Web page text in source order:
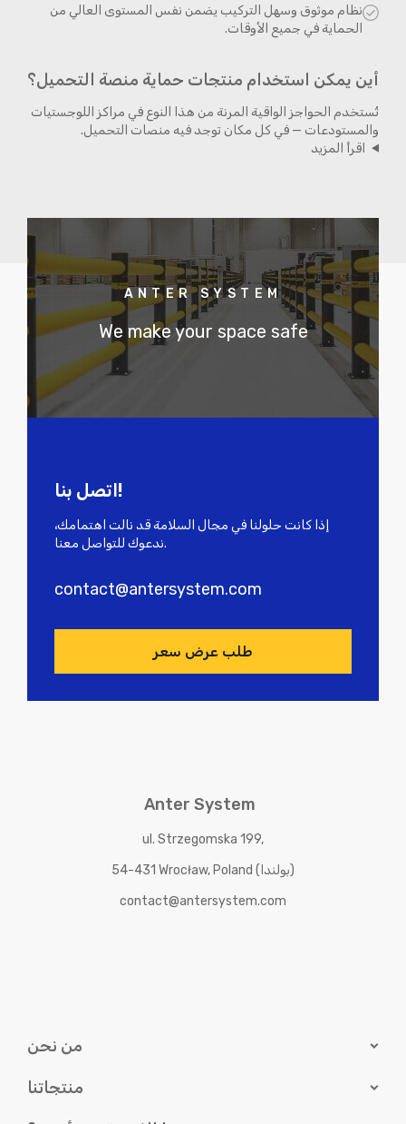
نظام موثوق وسهل التركيب يضمن نفس المستوى العالي من
الحماية في جميع الأوقات.
أين يمكن استخدام منتجات حماية منصة التحميل؟
تُستخدم الحواجز الواقية المرنة من هذا النوع في مراكز اللوجستيات
والمستودعات — في كل مكان توجد فيه منصات التحميل.
اقرأ المزيد
ANTER SYSTEM
We make your space safe
اتصل بنا!
إذا كانت حلولنا في مجال السلامة قد نالت اهتمامك،
ندعوك للتواصل معنا.
contact@antersystem.com
طلب عرض سعر
Anter System
ul. Strzegomska 199,
54-431 Wrocław, Poland (بولندا)
contact@antersystem.com
من نحن
منتجاتنا